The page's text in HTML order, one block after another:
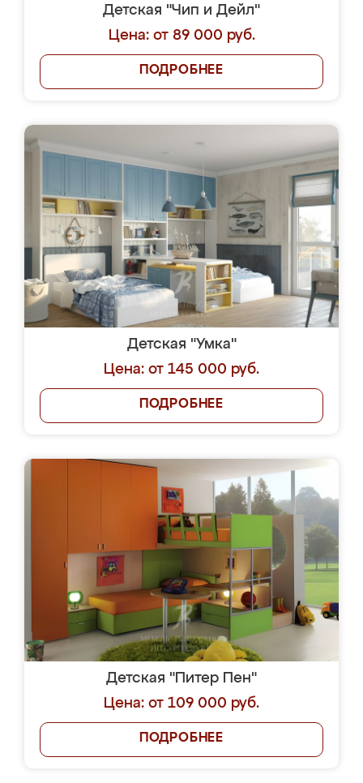
Детская "Чип и Дейл"
Цена: от 89 000 руб.
ПОДРОБНЕЕ
Детская "Умка"
Цена: от 145 000 руб.
ПОДРОБНЕЕ
Детская "Питер Пен"
Цена: от 109 000 руб.
ПОДРОБНЕЕ